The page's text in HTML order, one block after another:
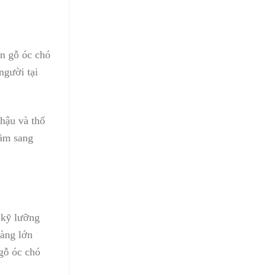
gỗ óc chó
tại
và thổ
sang
lưỡng
lớn
óc chó